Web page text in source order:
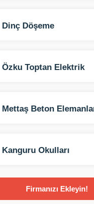
Dinç Döşeme
Özku Toptan Elektrik
Mettaş Beton
Kanguru Okulları
Firmanızı Ekleyin!